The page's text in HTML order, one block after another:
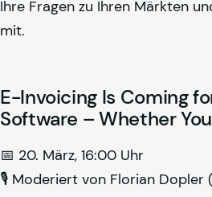
Ihre Fragen zu Ihren Märkten
mit.
E-Invoicing Is Coming
Software – Whether
📅 20. März, 16:00 Uhr
🎙️ Moderiert von Florian Dopler